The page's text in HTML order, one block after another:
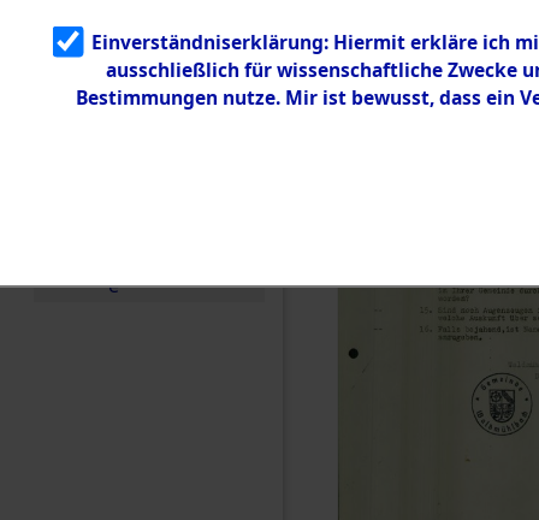
g
5.3.3
Todesmärsch
e
Einverständniserklärung: Hiermit erkläre ich
ausschließlich für wissenschaftliche Zwecke
Bestimmungen nutze. Mir ist bewusst, dass ein